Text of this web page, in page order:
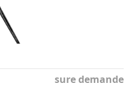
sure demande